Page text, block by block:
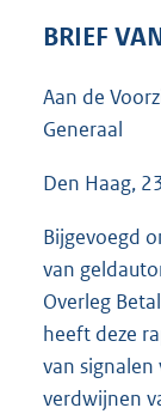
BRIEF
Aan de
Generaal
Den Haag,
Bijgevoegd
van
Overleg
heeft deze
van
verdwijnen